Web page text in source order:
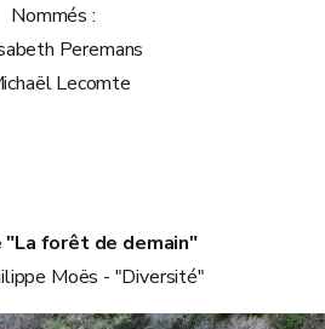
Nommés :
Peremans
Lecomte
"La forêt de demain"
Moës - "Diversité"